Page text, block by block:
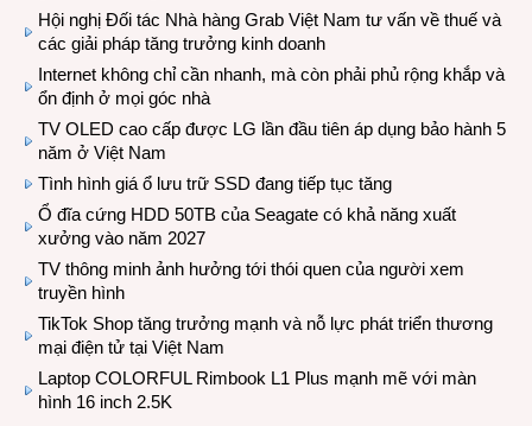
Hội nghị Đối tác Nhà hàng Grab Việt Nam tư vấn về thuế và
các giải pháp tăng trưởng kinh doanh
Internet không chỉ cần nhanh, mà còn phải phủ rộng khắp và
ổn định ở mọi góc nhà
TV OLED cao cấp được LG lần đầu tiên áp dụng bảo hành 5
năm ở Việt Nam
Tình hình giá ổ lưu trữ SSD đang tiếp tục tăng
Ổ đĩa cứng HDD 50TB của Seagate có khả năng xuất
xưởng vào năm 2027
TV thông minh ảnh hưởng tới thói quen của người xem
truyền hình
TikTok Shop tăng trưởng mạnh và nỗ lực phát triển thương
mại điện tử tại Việt Nam
Laptop COLORFUL Rimbook L1 Plus mạnh mẽ với màn
hình 16 inch 2.5K